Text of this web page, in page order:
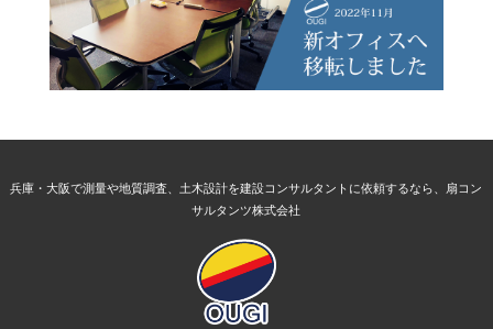
兵庫・大阪で測量や地質調査、土木設計を建設コンサルタントに依頼するなら、扇コン
サルタンツ株式会社